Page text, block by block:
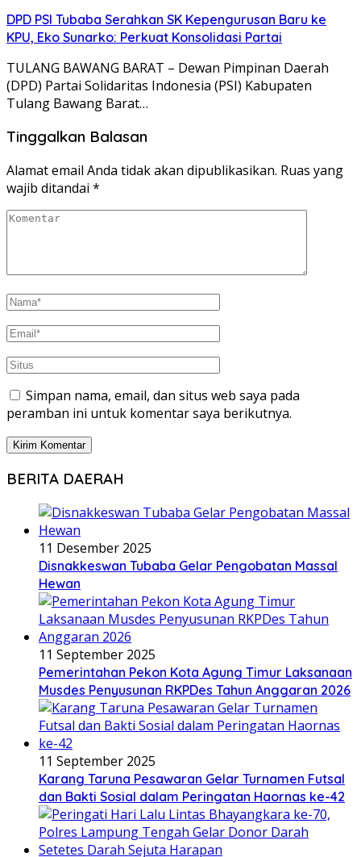
DPD PSI Tubaba Serahkan SK Kepengurusan Baru ke
KPU, Eko Sunarko: Perkuat Konsolidasi Partai
TULANG BAWANG BARAT – Dewan Pimpinan Daerah
(DPD) Partai Solidaritas Indonesia (PSI) Kabupaten
Tulang Bawang Barat…
Tinggalkan Balasan
Alamat email Anda tidak akan dipublikasikan. Ruas yang
wajib ditandai *
Simpan nama, email, dan situs web saya pada
peramban ini untuk komentar saya berikutnya.
BERITA DAERAH
11 Desember 2025
Disnakkeswan Tubaba Gelar Pengobatan Massal
Hewan
11 September 2025
Pemerintahan Pekon Kota Agung Timur Laksanaan
Musdes Penyusunan RKPDes Tahun Anggaran 2026
11 September 2025
Karang Taruna Pesawaran Gelar Turnamen Futsal
dan Bakti Sosial dalam Peringatan Haornas ke-42